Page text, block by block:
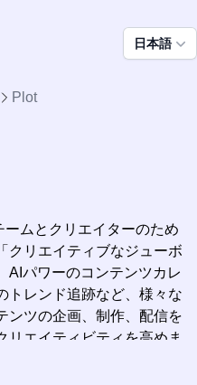
日本語
Plot
ムとクリエイターのため
クリエイティブなジューボ
AIパワーのコンテンツカレ
トレンド追跡など、様々な
ンツの企画、制作、配信を
リエイティビティを高めま